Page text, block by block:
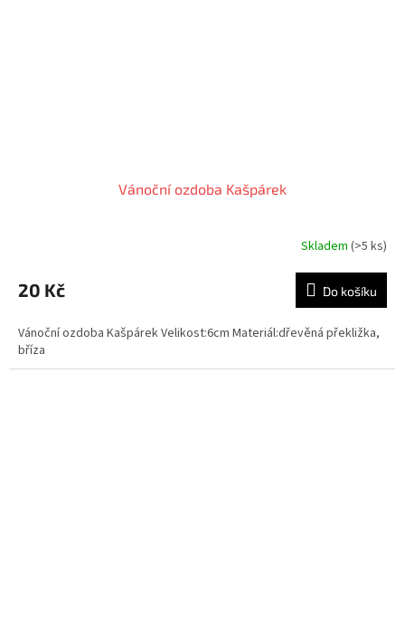
Vánoční ozdoba Kašpárek
Skladem (>5 ks)
20 Kč Do košíku
Vánoční ozdoba Kašpárek Velikost:6cm Materiál:dřevěná překližka,
bříza